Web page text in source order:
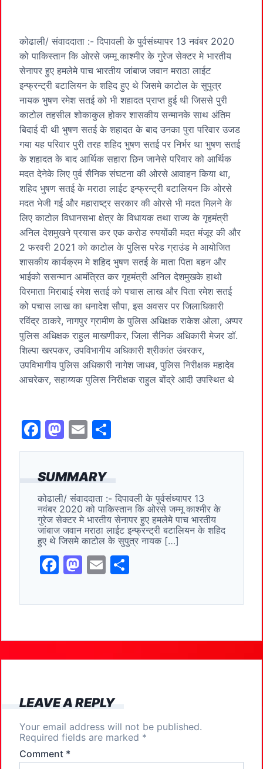
SUMMARY
कोढाली/ संवाददाता :- दिपावली के पुर्वसंध्यापर 13
नवंबर 2020 को पाकिस्तान कि ओरसे जम्मू काश्मीर के
गुरेज सेक्टर मे भारतीय सेनापर हुए हमलेमे पाच भारतीय
जांबाज जवान मराठा लाईट इन्फ्रन्ट्री बटालियन के शहिद
हुए थे जिसमे काटोल के सुपुत्र नायक […]
F
c
b
o
k
M
st
d
o
E
ai ar
कोढाली/ संवाददाता :- दिपावली के पुर्वसंध्यापर 13 नवंबर 2020
को पाकिस्तान कि ओरसे जम्मू काश्मीर के गुरेज सेक्टर मे भारतीय
सेनापर हुए हमलेमे पाच भारतीय जांबाज जवान मराठा लाईट
इन्फ्रन्ट्री बटालियन के शहिद हुए थे जिसमे काटोल के सुपुत्र
नायक भुषण रमेश सतई को भी शहादत प्राप्त हुई थी जिससे पुरी
काटोल तहसील शोकाकुल होकर शासकीय सन्मानके साथ अंतिम
बिदाई दी थी भुषण सतई के शहादत के बाद उनका पुरा परिवार उजड
गया यह परिवार पुरी तरह शहिद भुषण सतई पर निर्भर था भुषण सतई
के शहादत के बाद आर्थिक सहारा छिन जानेसे परिवार को आर्थिक
मदत देनेके लिए पुर्व सैनिक संघटना की ओरसे आवाहन किया था,
शहिद भुषण सतई के मराठा लाईट इन्फ्रन्ट्री बटालियन कि ओरसे
मदत भेजी गई और महाराष्ट्र सरकार की ओरसे भी मदत मिलने के
लिए काटोल विधानसभा क्षेत्र के विधायक तथा राज्य के गृहमंत्री
अनिल देशमुखने प्रयास कर एक करोड रुपयोंकी मदत मंजूर की और
2 फरवरी 2021 को काटोल के पुलिस परेड ग्राउंड मे आयोजित
शासकीय कार्यक्रम मे शहिद भुषण सतई के माता पिता बहन और
भाईको ससन्मान आमंत्रित कर गृहमंत्री अनिल देशमुखके हाथो
विरमाता मिराबाई रमेश सतई को पचास लाख और पिता रमेश सतई
को पचास लाख का धनादेश सौपा, इस अवसर पर जिलाधिकारी
रविंद्र ठाकरे, नागपुर ग्रामीण के पुलिस अधिक्षक राकेश ओला, अप्पर
पुलिस अधिक्षक राहुल माखणीकर, जिला सैनिक अधिकारी मेजर डॉ.
शिल्पा खरपकर, उपविभागीय अधिकारी श्रीकांत उंबरकर,
उपविभागीय पुलिस अधिकारी नागेश जाधव, पुलिस निरीक्षक महादेव
आचरेकर, सहाय्यक पुलिस निरीक्षक राहुल बोंद्रे आदी उपस्थित थे
F
a
c
e
b
o
o
k
M
a
st
o
d
o
n
E
m
ai
l
h
LEAVE A REPLY
Your email address will not be published.
Required fields are marked *
Comment *